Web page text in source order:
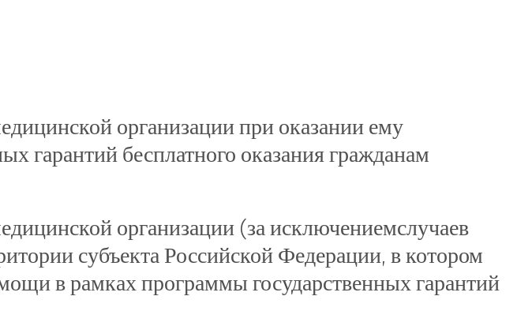
организации при оказании ему
гарантий бесплатного оказания гражданам
организации (за исключениемслучаев
субъекта Российской Федерации, в котором
в рамках программы государственных гарантий